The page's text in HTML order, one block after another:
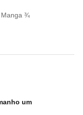
Manga ¾
um